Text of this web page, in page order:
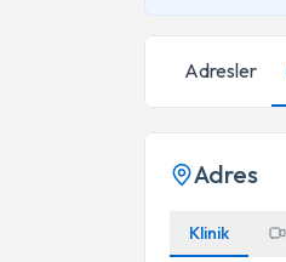
Adresler
Adres
Klinik